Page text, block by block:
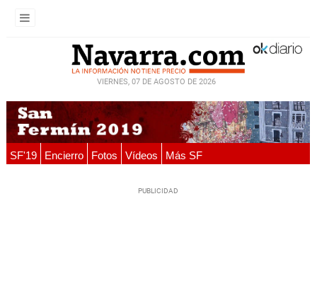
VIERNES, 07 DE AGOSTO DE 2026
SF'19 Encierro Fotos Vídeos Más SF